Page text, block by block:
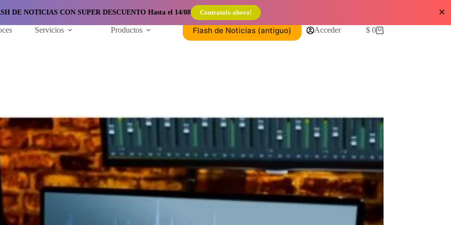
DE NOTICIAS CON SUPER DESCUENTO Hasta el 14/08 Contratalo ahora!
✕
Servicios Productos Flash de Noticias (antiguo) Acceder
Carro
$0